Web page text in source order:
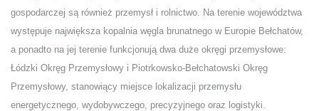
gospodarczej są również przemysł i rolnictwo. Na terenie województwa
występuje największa kopalnia węgla brunatnego w Europie Bełchatów,
a ponadto na jej terenie funkcjonują dwa duże okręgi przemysłowe:
Łódzki Okręg Przemysłowy i Piotrkowsko-Bełchatowski Okręg
Przemysłowy, stanowiący miejsce lokalizacji przemysłu
energetycznego, wydobywczego, precyzyjnego oraz logistyki.